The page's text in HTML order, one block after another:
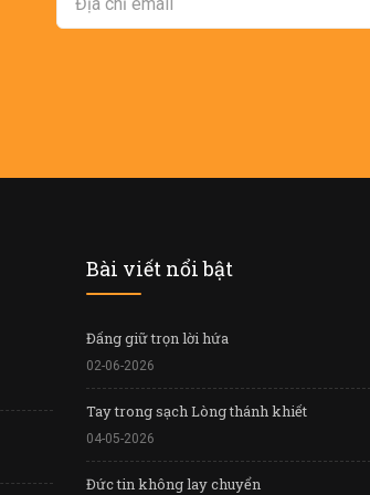
Bài viết nổi bật
Đấng giữ trọn lời hứa
02-06-2026
Tay trong sạch Lòng thánh khiết
04-05-2026
Đức tin không lay chuyển